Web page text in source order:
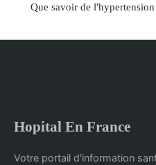
Que savoir de
Hopital En France
Votre portail d'information